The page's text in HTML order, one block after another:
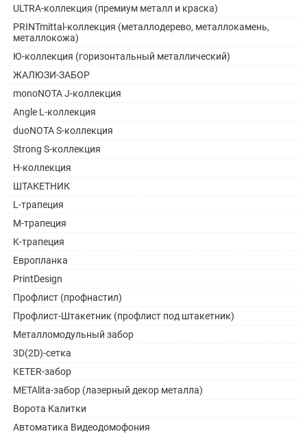
ULTRA-коллекция (премиум металл и краска)
PRINTmittal-коллекция (металлодерево, металлокамень,
металлокожа)
Ю-коллекция (горизонтальный металлический)
ЖАЛЮЗИ-ЗАБОР
monoNOTA J-коллекция
Angle L-коллекция
duoNOTA S-коллекция
Strong S-коллекция
H-коллекция
ШТАКЕТНИК
L-трапеция
M-трапеция
K-трапеция
Европланка
PrintDesign
Профлист (профнастил)
Профлист-Штакетник (профлист под штакетник)
Металломодульный забор
3D(2D)-сетка
KETER-забор
METAlita-забор (лазерный декор металла)
Ворота Калитки
Автоматика Видеодомофония